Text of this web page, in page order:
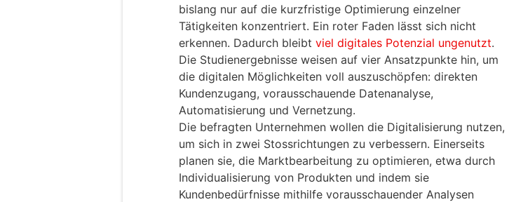
bislang nur auf die kurzfristige Optimierung einzelner
Tätigkeiten konzentriert. Ein roter Faden lässt sich nicht
erkennen. Dadurch bleibt viel digitales Potenzial ungenutzt.
Die Studienergebnisse weisen auf vier Ansatzpunkte hin, um
die digitalen Möglichkeiten voll auszuschöpfen: direkten
Kundenzugang, vorausschauende Datenanalyse,
Automatisierung und Vernetzung.
Die befragten Unternehmen wollen die Digitalisierung nutzen,
um sich in zwei Stossrichtungen zu verbessern. Einerseits
planen sie, die Marktbearbeitung zu optimieren, etwa durch
Individualisierung von Produkten und indem sie
Kundenbedürfnisse mithilfe vorausschauender Analysen